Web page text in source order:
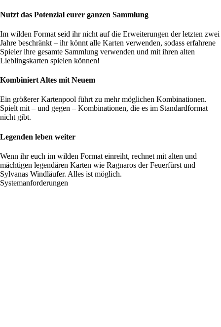
Nutzt das Potenzial eurer ganzen Sammlung
Im wilden Format seid ihr nicht auf die Erweiterungen der letzten zwei
Jahre beschränkt – ihr könnt alle Karten verwenden, sodass erfahrene
Spieler ihre gesamte Sammlung verwenden und mit ihren alten
Lieblingskarten spielen können!
Kombiniert Altes mit Neuem
Ein größerer Kartenpool führt zu mehr möglichen Kombinationen.
Spielt mit – und gegen – Kombinationen, die es im Standardformat
nicht gibt.
Legenden leben weiter
Wenn ihr euch im wilden Format einreiht, rechnet mit alten und
mächtigen legendären Karten wie Ragnaros der Feuerfürst und
Sylvanas Windläufer. Alles ist möglich.
Systemanforderungen